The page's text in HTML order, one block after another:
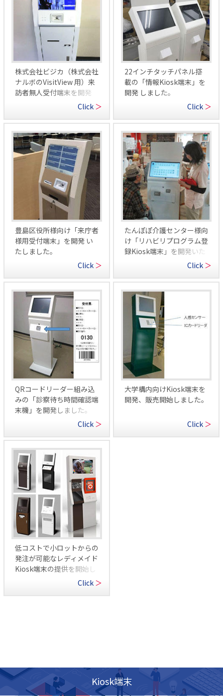
株式会社ビジカ（株式会社
ナルボのVisitView 用）来
訪者無人受付端末を開発
Click ＞
22インチタッチパネル搭
載の「情報Kiosk端末」を
開発 しました。
Click ＞
豊島区役所様向け「来庁者
様用受付端末」を開発 い
たしました。
Click ＞
たんぽぽ介護センター様向
け「リハビリプログラム登
録Kiosk端末」を開発いた
Click ＞
QRコードリーダー組み込
みの「診察待ち時間確認端
末機」を開発しました。
Click ＞
大学構内向けKiosk端末を
開発、販売開始しました。
Click ＞
低コストで小ロットからの
発注が可能なレディメイド
Kiosk端末の提供を開始し
Click ＞
Kiosk端末